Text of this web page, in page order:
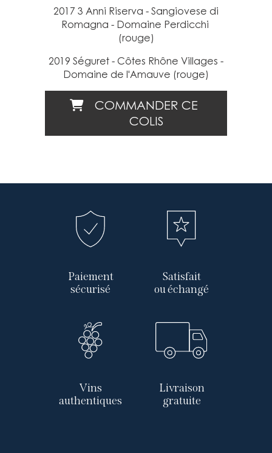
2017 3 Anni Riserva - Sangiovese di
Romagna - Domaine Perdicchi
(rouge)
2019 Séguret - Côtes Rhône Villages -
Domaine de l'Amauve (rouge)
COMMANDER CE
COLIS
Paiement
sécurisé
Satisfait
ou échangé
Vins
authentiques
Livraison
gratuite